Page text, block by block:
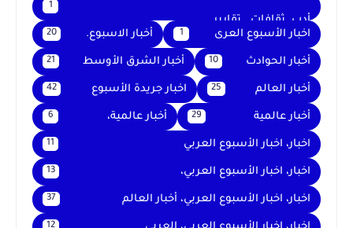
أدب. ثقافات . تقارير .
1
اخبار الأسبوع العرى 1 أخبار الاسبوع. 20
أخبار الحوادث 10 أخبار الشرق الأوسط 21
أخبار العالم 25 اخبار جريدة الأسبوع 42
أخبار عالمية 29 أخبار عالمية، 6
اخبار، اخبار الأسبوع العربي 11
اخبار، اخبار الأسبوع العربي، 13
اخبار، اخبار الأسبوع العربي، أخبار العالم 37